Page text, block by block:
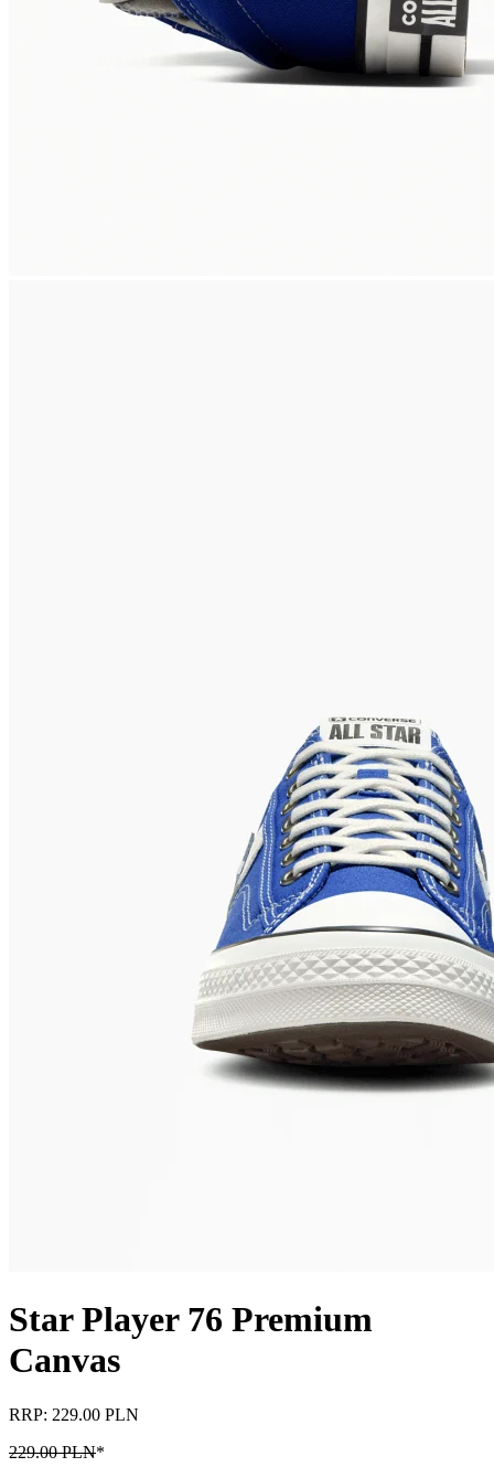
Star Player 76 Premium
Canvas
RRP: 229.00 PLN
229.00 PLN*